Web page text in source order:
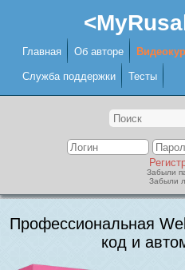
Главная Об авторе
Служба поддержки Тесты
Забыли
Забыли
Профессиональная
код и